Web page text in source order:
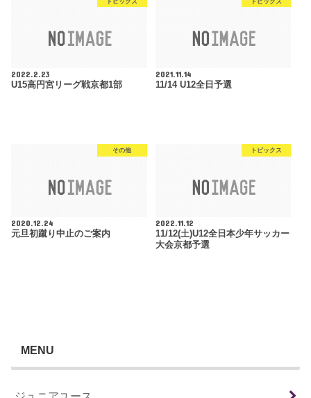
2022.2.23
U15高円宮リーグ戦京都1部
2021.11.14
11/14 U12全日予選
その他
2020.12.24
元旦初蹴り中止のご案内
トピックス
2022.11.12
11/12(土)U12全日本少年サッカー
大会京都予選
MENU